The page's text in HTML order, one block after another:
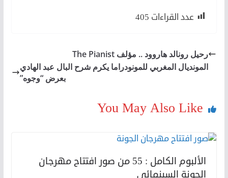
عدد القراءات 405
رحيل رونالد هاروود .. مؤلف The Pianist
المونديال المغربي للمونودراما يكرم شرح البال عبد الهادي
بعرض “وجوه”
You May Also Like
الألبوم الكامل : 55 من صور افتتاح مهرجان
الجونة السينمائي